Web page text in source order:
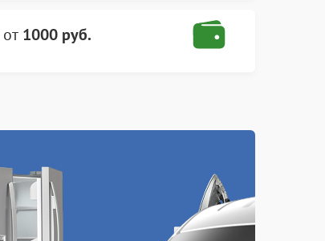
от 1000 руб.